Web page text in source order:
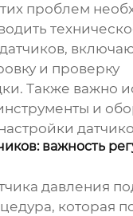
проблем
и проверку
Также важно
и
важность
давления
которая